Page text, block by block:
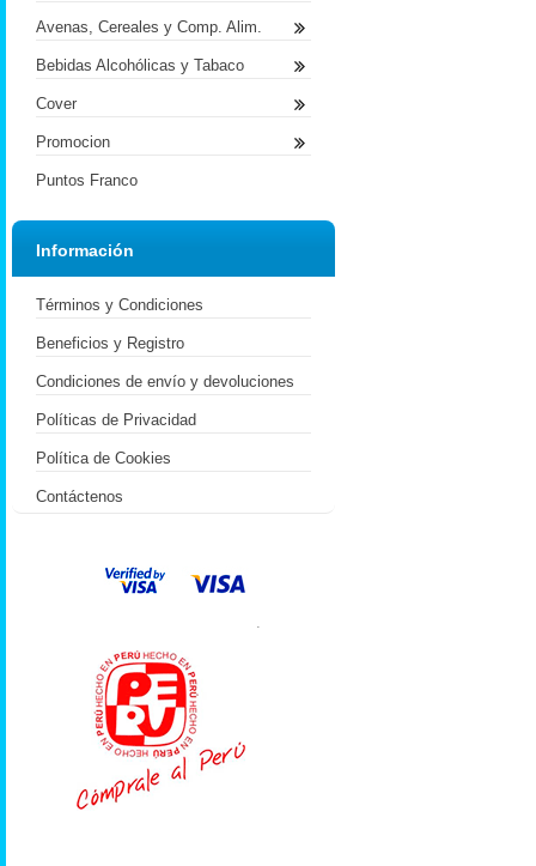
Avenas, Cereales y Comp. Alim.
Bebidas Alcohólicas y Tabaco
Cover
Promocion
Puntos Franco
Información
Términos y Condiciones
Beneficios y Registro
Condiciones de envío y devoluciones
Políticas de Privacidad
Política de Cookies
Contáctenos
.